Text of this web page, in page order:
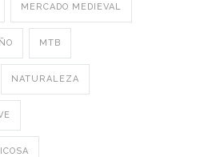
MERCADO MEDIEVAL
MTB
NATURALEZA